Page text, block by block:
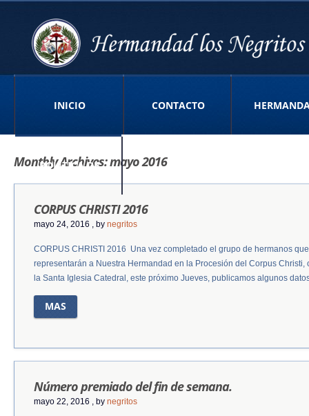
INICIO CONTACTO
POLITICA DE
PRIVACIDAD APP
Monthly Archives:mayo 2016
CORPUS CHRISTI 2016
mayo 24, 2016 , by negritos
CORPUS CHRISTI 2016 Una vez completado el grupo de hermanos
representarán a Nuestra Hermandad en la Procesión del Corpus
la Santa Iglesia Catedral, este próximo Jueves, publicamos algunos
MAS
Número premiado del fin de semana.
mayo 22, 2016 , by negritos